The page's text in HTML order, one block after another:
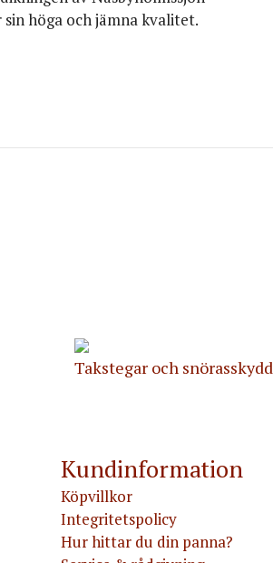
höga och jämna kvalitet.
Takstegar och snörasskydd
Kundinformation
Köpvillkor
Integritetspolicy
Hur hittar du din panna?